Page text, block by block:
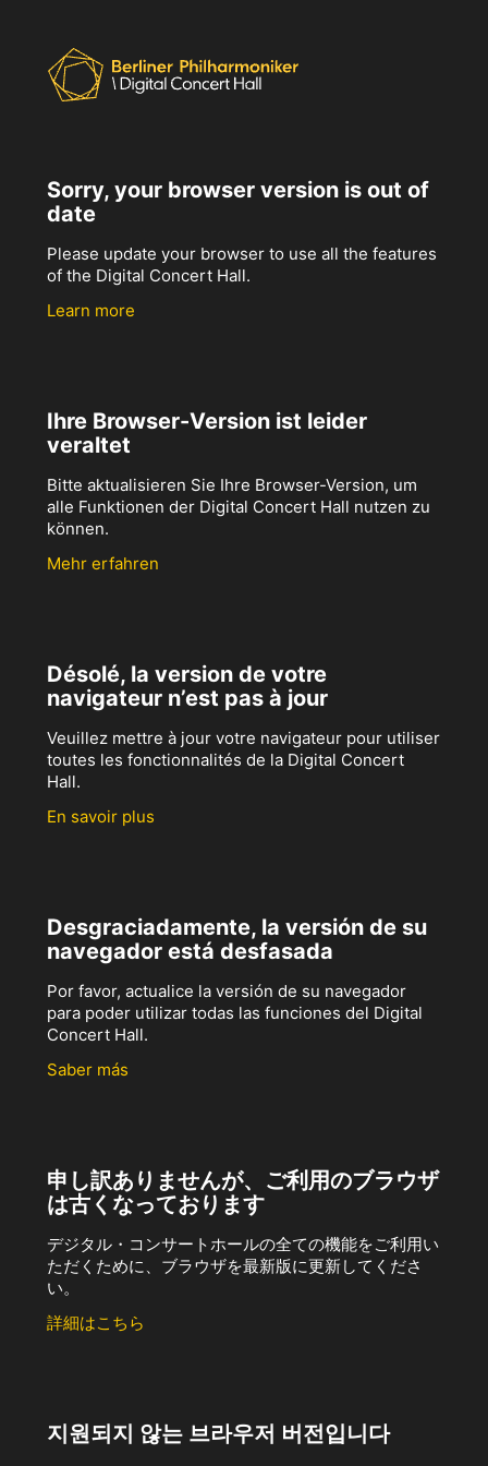
Sorry, your browser version is out of
date
Please update your browser to use all the features
of the Digital Concert Hall.
Learn more
Ihre Browser-Version ist leider
veraltet
Bitte aktualisieren Sie Ihre Browser-Version, um
alle Funktionen der Digital Concert Hall nutzen zu
können.
Mehr erfahren
Désolé, la version de votre
navigateur n’est pas à jour
Veuillez mettre à jour votre navigateur pour utiliser
toutes les fonctionnalités de la Digital Concert
Hall.
En savoir plus
Desgraciadamente, la versión de su
navegador está desfasada
Por favor, actualice la versión de su navegador
para poder utilizar todas las funciones del Digital
Concert Hall.
Saber más
申し訳ありませんが、ご利用のブラウザ
は古くなっております
デジタル・コンサートホールの全ての機能をご利用い
ただくために、ブラウザを最新版に更新してくださ
い。
詳細はこちら
지원되지 않는 브라우저 버전입니다